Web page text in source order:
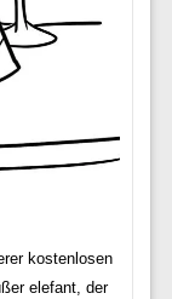
kostenlosen
elefant, der